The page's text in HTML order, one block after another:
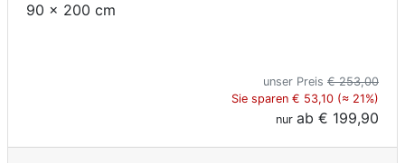
90 x 200 cm
unser Preis € 253,00
Sie sparen € 53,10 (≈ 21%)
nur ab € 199,90